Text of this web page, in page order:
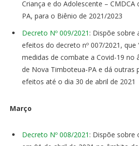
Criança e do Adolescente –
PA, para o Biênio de 2021/2023
Decreto Nº 009/2021 : Dispõe sobre
efeitos do decreto nº 007/2021, que
medidas de combate a Covid-19 no
de Nova Timboteua-PA e dá outras
efeitos até o dia 30 de abril de 2021
Março
Decreto Nº 008/2021 : Dispõe sobre